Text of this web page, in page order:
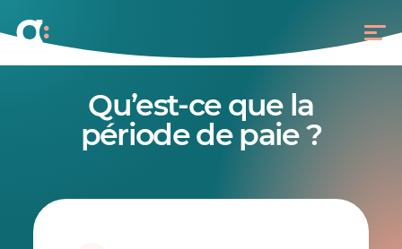
Qu’est-ce que la
période de paie ?